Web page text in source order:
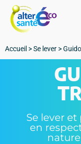
Accueil >Se lever >
Se lever
en